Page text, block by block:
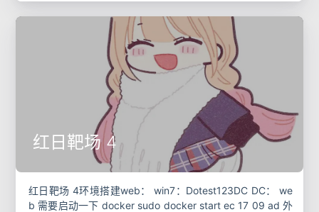
红日靶场 4
红日靶场 4环境搭建web： win7：Dotest123DC DC： we
b 需要启动一下 docker sudo docker start ec 17 09 ad 外